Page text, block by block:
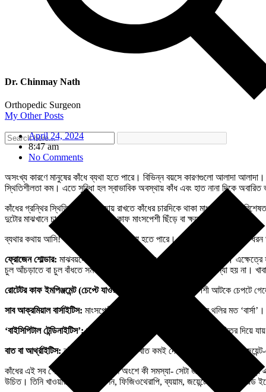
Dr. Chinmay Nath
Orthopedic Surgeon
My Other Posts
April 24, 2024
8:47 am
No Comments
অসংখ্য কারণে মানুষের কাঁধে ব্যথা হতে পারে। বিভিন্ন বয়সে কারণগুলো আলাদা
স্থিতিশীলতা কম। এতে সুবিধা হল স্বাভাবিক অবস্থায় কাঁধ এবং হাত নানা দিকে
কাঁধের গ্রন্থির স্থিতিস্থাপকতা বজায় রাখতে কাঁধের চারদিকে থাকা মাংসপেশীগুলো
দুটোর মাঝখানে চাপ খেয়ে এই রোটেটর কাফ মাংসপেশী ছিঁড়ে বা ক্ষয়ে যেতে পারে।
ব্যথার কথায় আসি! অসংখ্য কারণে কাঁধে ব্যথা হতে পারে। বয়স, পেশা ও কাজকর্মের ধরন
ফ্রোজেন শোল্ডার: মাঝবয়সে, বিশেষতঃ পঞ্চাশ বছরের আশেপাশে এই রোগ হয়। এক্ষেত্রে
চুল আঁচড়াতে বা চুল বাঁধতে সমস্যা হয়। কিন্তু এক্ষেত্রে ভিতরে কিছু সমস্যা হয় না।
রোটেটর কাফ ইমপিঞ্জমেন্ট (চেপ্টে যাওয়া) :
দুটো হাড়ের মাঝে মাংসপেশী আটকে চেপটে
সাব আক্রমিয়াল বার্সাইটিস: মাংসপেশী ও কাঁধের হাড়ের মাঝে থাকে নরম থলির মত
‘বাইসিপিটাল টেন্ডিনাইটিস’:বাইসেপস টেন্ডনের একটা অংশ কাঁধের জয়েন্টের ভিতর দিয়ে
বাত বা আর্থ্রাইটিস:কাঁধের জয়েন্টে পুরোদস্তুর বাত কমই দেখা যায়। তার কারণ এই
কাঁধের এই সব ক্ষেত্রে কাঁধের ঠিক কোন অংশে কী সমস্যা- সেটা জানাটা জরুরি।
উচিত। তিনি খাওয়ার ওষুধ, ইঞ্জেকশন, ফিজিওথেরাপি, ব্যয়াম, জয়েন্টের কাছে